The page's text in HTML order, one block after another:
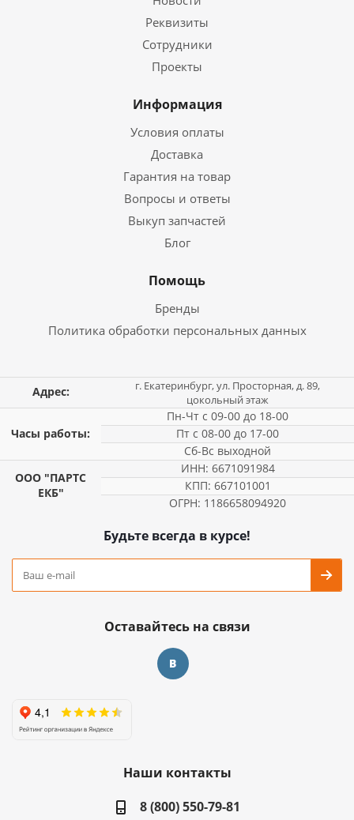
Реквизиты
Сотрудники
Проекты
Информация
Условия оплаты
Доставка
Гарантия на товар
Вопросы и ответы
Выкуп запчастей
Блог
Помощь
Бренды
Политика обработки персональных данных
Адрес:
г. Екатеринбург, ул. Просторная, д. 89,
цокольный этаж
Часы работы:
Пн-Чт с 09-00 до 18-00
Пт с 08-00 до 17-00
Сб-Вс выходной
ООО "ПАРТС
ЕКБ"
ИНН: 6671091984
КПП: 667101001
ОГРН: 1186658094920
Будьте всегда в курсе!
Оставайтесь на связи
Наши контакты
8 (800) 550-79-81